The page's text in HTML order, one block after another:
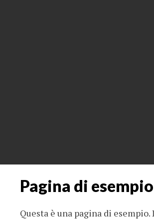
Pagina di esempio
Questa è una pagina di